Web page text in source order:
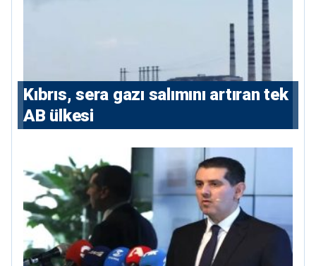
Kıbrıs, sera gazı salımını artıran tek
AB ülkesi